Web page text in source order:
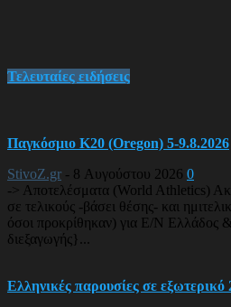
Τελευταίες ειδήσεις
Παγκόσμιο Κ20 (Oregon) 5-9.8.2026
StivoZ.gr - 8 Αυγούστου 2026 0
-> Αποτελέσματα (World Athletics)
σε τελικούς -βάσει θέσης- και
όσοι προκρίθηκαν) για Ε/Ν Ελλάδος
διεξαγωγής}...
Ελληνικές παρουσίες σε εξωτερικό